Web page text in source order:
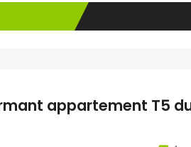
Ravine des
118, avenue